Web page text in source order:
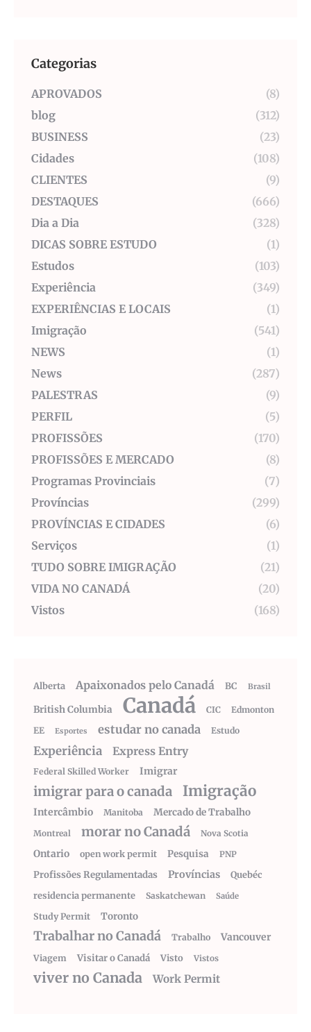
Categorias
APROVADOS
(8)
blog
(312)
BUSINESS
(23)
Cidades
(108)
CLIENTES
(9)
DESTAQUES
(666)
Dia a Dia
(328)
DICAS SOBRE ESTUDO
(1)
Estudos
(103)
Experiência
(349)
EXPERIÊNCIAS E LOCAIS
(1)
Imigração
(541)
NEWS
(1)
News
(287)
PALESTRAS
(9)
PERFIL
(5)
PROFISSÕES
(170)
PROFISSÕES E MERCADO
(8)
Programas Provinciais
(7)
Províncias
(299)
PROVÍNCIAS E CIDADES
(6)
Serviços
(1)
TUDO SOBRE IMIGRAÇÃO
(21)
VIDA NO CANADÁ
(20)
Vistos
(168)
Alberta Apaixonados pelo Canadá BC Brasil
British Columbia Canadá CIC
Edmonton
EE
Esportes estudar no canada Estudo
Experiência Express Entry
Federal Skilled Worker Imigrar
imigrar para o canada Imigração
Intercâmbio Manitoba Mercado de Trabalho
Montreal morar no Canadá Nova Scotia
Ontario open work permit Pesquisa PNP
Profissões Regulamentadas Províncias
Quebéc
residencia permanente
Saskatchewan Saúde
Study Permit Toronto
Trabalhar no Canadá Trabalho Vancouver
Viagem Visitar o Canadá Visto Vistos
viver no Canada Work Permit